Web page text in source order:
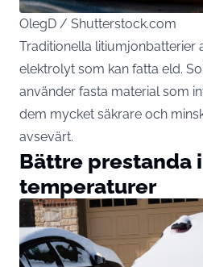
OlegD / Shutterstock.com
Traditionella litiumjonbatterier
elektrolyt som kan fatta eld.
använder fasta material som
dem mycket säkrare och
avsevärt.
Bättre prestanda
temperaturer